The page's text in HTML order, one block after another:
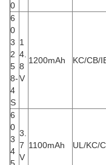
0
6
0
3
2
5
8-
4
S
1
4.
8
V
1200mAh KC/CB/
6
0
3
4
3.
7
V
1100mAh UL/KC/